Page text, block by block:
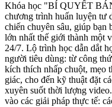
Khóa học "BÍ QUYẾT
chương trình huấn luyện tư
chiến chuyên sâu, giúp bạn
lớn nhất thế giới thành một
24/7. Lộ trình học dẫn dắt
người tiêu dùng: từ công
kích thích nhấp chuột, mẹo
giác, cho đến kỹ thuật đặt
xuyên suốt thời lượng
vào các giải pháp thực tế: